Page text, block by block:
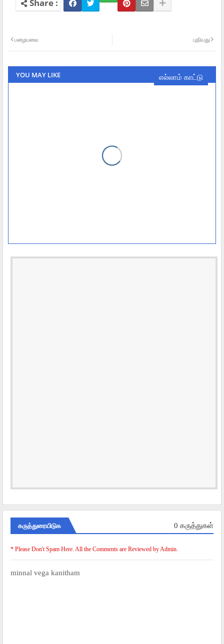
புதியது
பழையவை
YOU MAY LIKE எல்லாம் காட்டு
கருத்துரையிடுக 0 கருத்துகள்
* Please Don't Spam Here. All the Comments are Reviewed by Admin.
minnal vega kanitham